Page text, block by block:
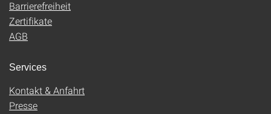
Barrierefreiheit
Zertifikate
AGB
Services
Kontakt & Anfahrt
Presse